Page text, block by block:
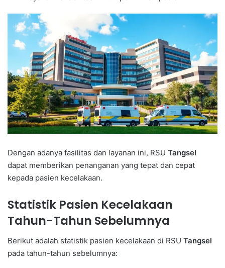
Dengan adanya fasilitas dan layanan ini, RSU Tangsel
dapat memberikan penanganan yang tepat dan cepat
kepada pasien kecelakaan.
Statistik Pasien Kecelakaan
Tahun-Tahun Sebelumnya
Berikut adalah statistik pasien kecelakaan di RSU Tangsel
pada tahun-tahun sebelumnya: